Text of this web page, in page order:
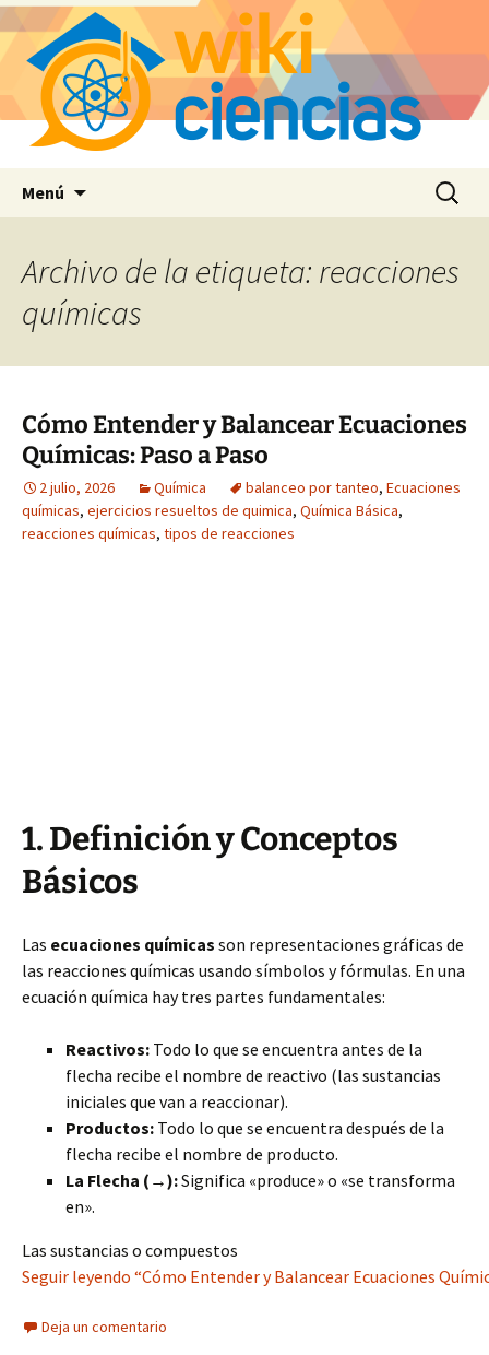
Menú Buscar:
Archivo de la etiqueta: reacciones
químicas
Cómo Entender y Balancear Ecuaciones
Químicas: Paso a Paso
2 julio, 2026 Química balanceo por tanteo, Ecuaciones
químicas, ejercicios resueltos de quimica, Química Básica,
reacciones químicas, tipos de reacciones
1. Definición y Conceptos
Básicos
Las ecuaciones químicas son representaciones gráficas de
las reacciones químicas usando símbolos y fórmulas. En una
ecuación química hay tres partes fundamentales:
Reactivos: Todo lo que se encuentra antes de la
flecha recibe el nombre de reactivo (las sustancias
iniciales que van a reaccionar).
Productos: Todo lo que se encuentra después de la
flecha recibe el nombre de producto.
La Flecha (→):Significa «produce» o «se transforma
en».
Las sustancias o compuestos
Seguir leyendo “Cómo Entender y Balancear Ecuaciones
Deja un comentario